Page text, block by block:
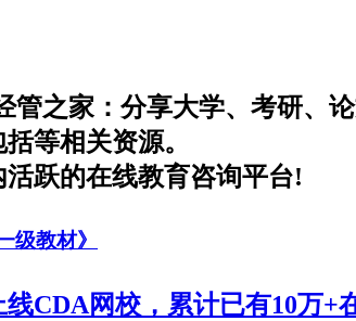
管之家：分享大学、考研、
等相关资源。
跃的在线教育咨询平台!
级教材》
CDA网校，累计已有10万